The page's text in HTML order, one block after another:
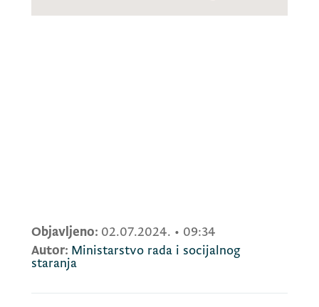
Objavljeno: 02.07.2024. • 09:34
Autor: Ministarstvo rada i socijalnog
staranja